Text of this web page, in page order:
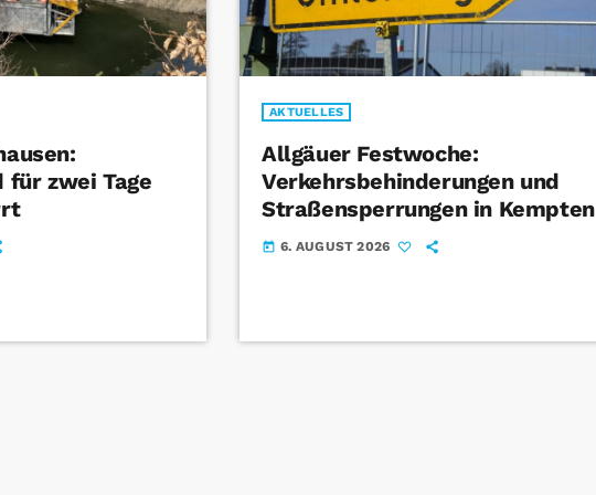
für zwei Tage
AKTUELLES
Allgäuer Festwoche:
Verkehrsbehinderungen und
Straßensperrungen in Kempten
today 6. AUGUST 2026